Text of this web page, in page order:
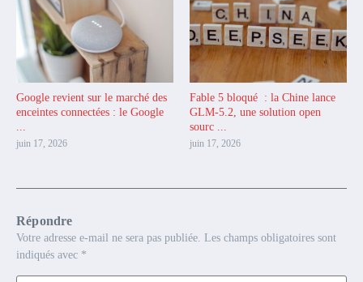
Google revient sur le marché des
enceintes connectées : le Google
...
juin 17, 2026
Fable 5 bloqué : la Chine lance
GLM-5.2, une solution open
sourc ...
juin 17, 2026
Répondre
Votre adresse e-mail ne sera pas publiée. Les champs obligatoires sont
indiqués avec *